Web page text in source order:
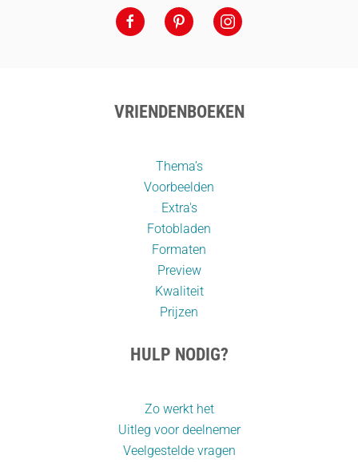
VRIENDENBOEKEN
Thema’s
Voorbeelden
Extra's
Fotobladen
Formaten
Preview
Kwaliteit
Prijzen
HULP NODIG?
Zo werkt het
Uitleg voor deelnemer
Veelgestelde vragen